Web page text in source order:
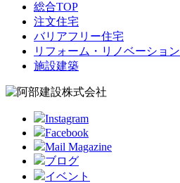
総合TOP
注文住宅
バリアフリー住宅
リフォーム・リノベーション
施設建築
Instagram
Facebook
Mail Magazine
ブログ
イベント